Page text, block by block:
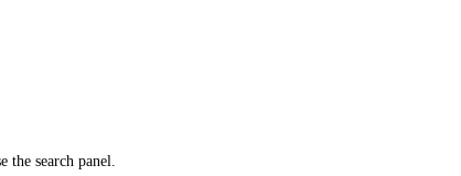
the search panel.